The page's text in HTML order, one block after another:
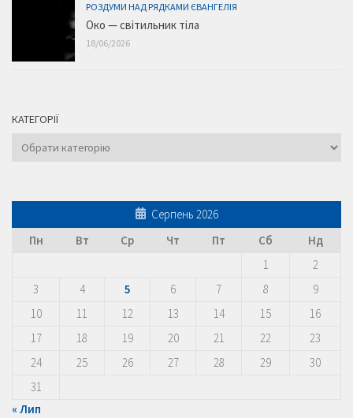
РОЗДУМИ НАД РЯДКАМИ ЄВАНГЕЛІЯ
Око — світильник тіла
18/06/2026
КАТЕГОРІЇ
Категорії
Серпень 2026
Пн
Вт Ср Чт Пт Сб
Нд
1
2
3
4 5 6 7 8
9
10
11 12 13 14 15
16
17
18 19 20 21 22
23
24
25 26 27 28 29
30
31
« Лип